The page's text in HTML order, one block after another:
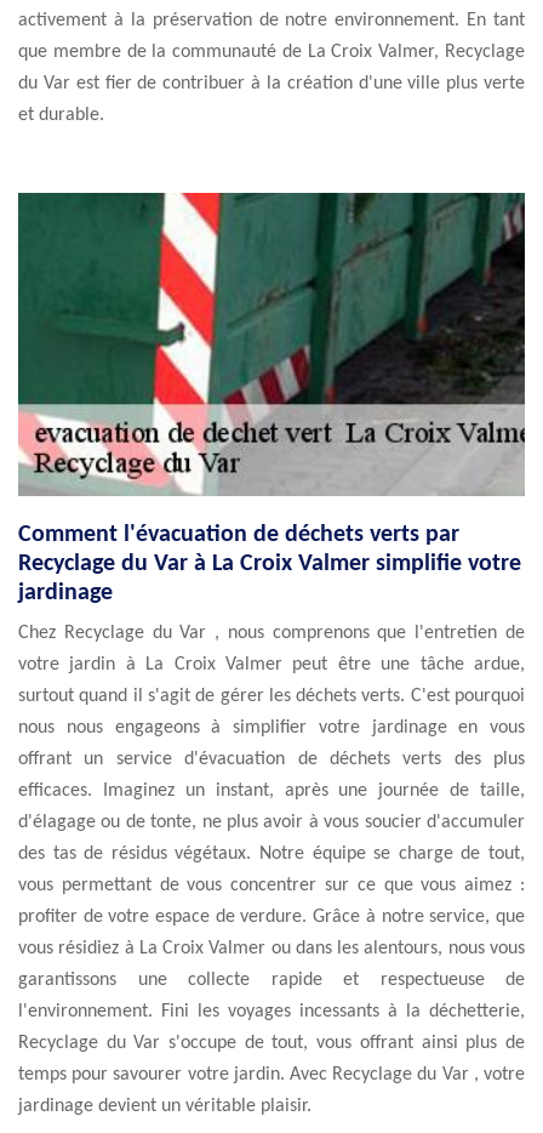
activement à la préservation de notre environnement. En tant
que membre de la communauté de La Croix Valmer, Recyclage
du Var est fier de contribuer à la création d'une ville plus verte
et durable.
Comment l'évacuation de déchets verts par
Recyclage du Var à La Croix Valmer simplifie votre
jardinage
Chez Recyclage du Var , nous comprenons que l'entretien de
votre jardin à La Croix Valmer peut être une tâche ardue,
surtout quand il s'agit de gérer les déchets verts. C'est pourquoi
nous nous engageons à simplifier votre jardinage en vous
offrant un service d'évacuation de déchets verts des plus
efficaces. Imaginez un instant, après une journée de taille,
d'élagage ou de tonte, ne plus avoir à vous soucier d'accumuler
des tas de résidus végétaux. Notre équipe se charge de tout,
vous permettant de vous concentrer sur ce que vous aimez :
profiter de votre espace de verdure. Grâce à notre service, que
vous résidiez à La Croix Valmer ou dans les alentours, nous vous
garantissons une collecte rapide et respectueuse de
l'environnement. Fini les voyages incessants à la déchetterie,
Recyclage du Var s'occupe de tout, vous offrant ainsi plus de
temps pour savourer votre jardin. Avec Recyclage du Var , votre
jardinage devient un véritable plaisir.